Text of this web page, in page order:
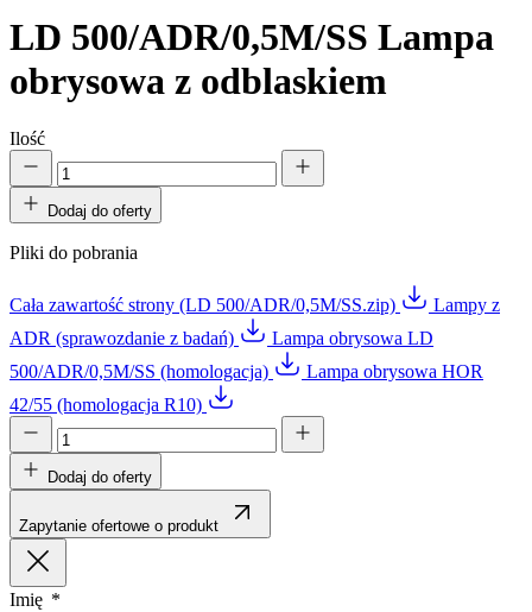
LD 500/ADR/0,5M/SS Lampa
obrysowa z odblaskiem
Ilość
Dodaj do oferty
Pliki do pobrania
Cała zawartość strony (LD 500/ADR/0,5M/SS.zip)
Lampy z
ADR (sprawozdanie z badań)
Lampa obrysowa LD
500/ADR/0,5M/SS (homologacja)
Lampa obrysowa HOR
42/55 (homologacja R10)
Dodaj do oferty
Zapytanie ofertowe o produkt
Imię